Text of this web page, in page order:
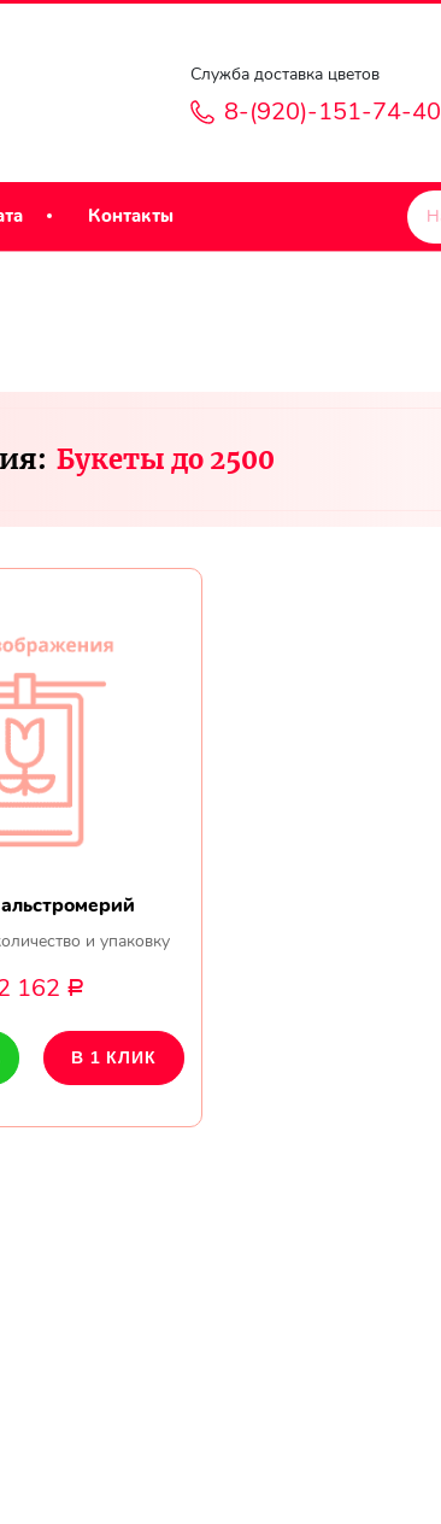
Служба доставка цветов
8-(920)-151-74-40
Контакты
Букеты до 2500
и упаковку
162 Р
В 1 КЛИК